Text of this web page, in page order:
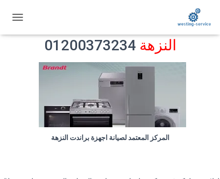
ب
النزهة
المركز المعتمد لصيانة اجهزة براندت النزهة